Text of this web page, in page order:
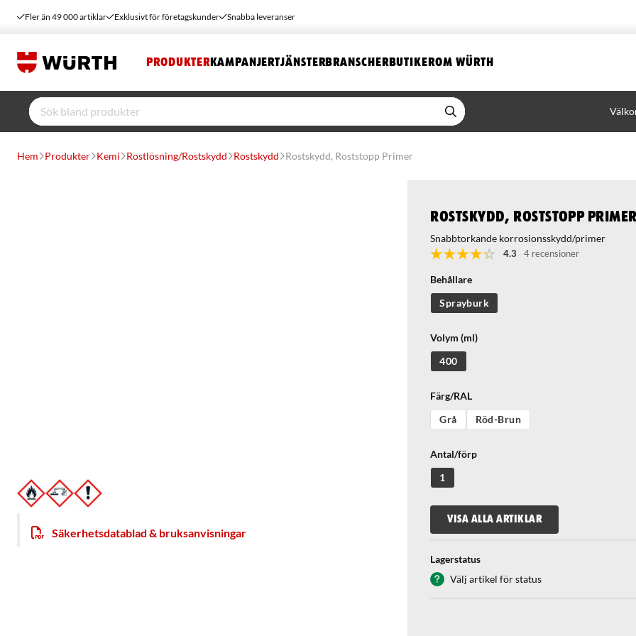
Fler än 49 000 artiklar Exklusivt för företagskunder Snabba leveranser
PRODUKTER KAMPANJERTJÄNSTERBRANSCHERBUTIKEROM WÜRTH
Hem Produkter Kemi Rostlösning/Rostskydd Rostskydd Rostskydd, Roststopp Primer
Rostskydd, Roststopp Primer
Snabbtorkande korrosionsskydd/primer
4.3 4 recensioner
Behållare
Sprayburk
Volym (ml)
400
Färg/RAL
Grå
Röd-Brun
Antal/förp
1
VISA ALLA ARTIKLAR
Lagerstatus
Välj artikel för status
Säkerhetsdatablad & bruksanvisningar